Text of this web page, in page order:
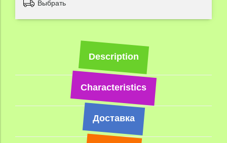
Выбрать
Description
Characteristics
Доставка